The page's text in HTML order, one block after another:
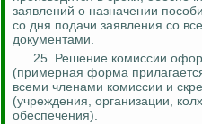
заявлений о назначении
со дня подачи заявления со
документами.
25. Решение комиссии
(примерная форма
всеми членами комиссии и
(учреждения, организации,
обеспечения).